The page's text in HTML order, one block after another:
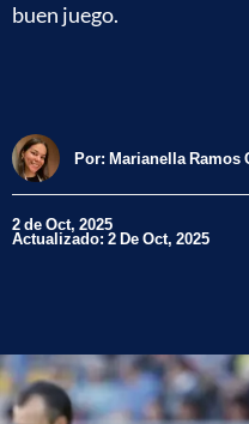
buen juego.
Por: Marianella Ramos
2 de Oct, 2025
Actualizado: 2 De Oct, 2025